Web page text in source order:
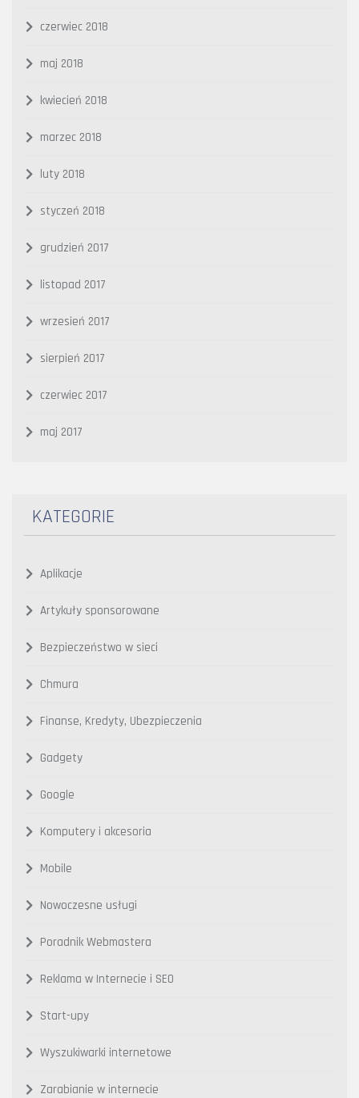
czerwiec 2018
maj 2018
kwiecień 2018
marzec 2018
luty 2018
styczeń 2018
grudzień 2017
listopad 2017
wrzesień 2017
sierpień 2017
czerwiec 2017
maj 2017
KATEGORIE
Aplikacje
Artykuły sponsorowane
Bezpieczeństwo w sieci
Chmura
Finanse, Kredyty, Ubezpieczenia
Gadgety
Google
Komputery i akcesoria
Mobile
Nowoczesne usługi
Poradnik Webmastera
Reklama w Internecie i SEO
Start-upy
Wyszukiwarki internetowe
Zarabianie w internecie